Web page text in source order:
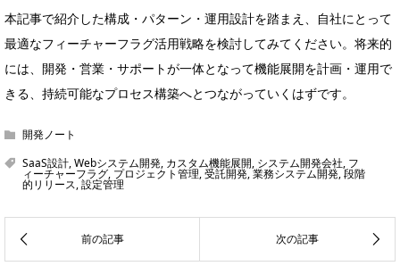
本記事で紹介した構成・パターン・運用設計を踏まえ、自社にとって
最適なフィーチャーフラグ活用戦略を検討してみてください。将来的
には、開発・営業・サポートが一体となって機能展開を計画・運用で
きる、持続可能なプロセス構築へとつながっていくはずです。
開発ノート
SaaS設計,Webシステム開発, カスタム機能展開, システム開発会社, フ
ィーチャーフラグ, プロジェクト管理,受託開発,業務システム開発,段階
的リリース,設定管理